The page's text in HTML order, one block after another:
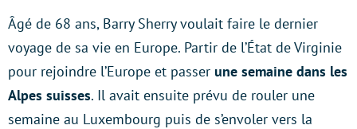
Âgé de 68 ans, Barry Sherry voulait faire le dernier
voyage de sa vie en Europe. Partir de l’État de Virginie
pour rejoindre l’Europe et passer une semaine dans les
Alpes suisses. Il avait ensuite prévu de rouler une
semaine au Luxembourg puis de s’envoler vers la